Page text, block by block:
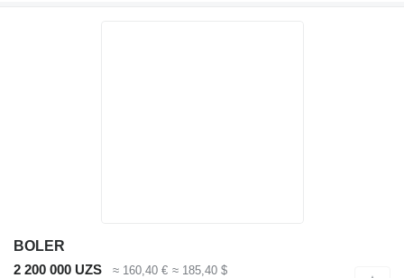
BOLER
2 200 000 UZS
≈ 160,40 € ≈ 185,40 $